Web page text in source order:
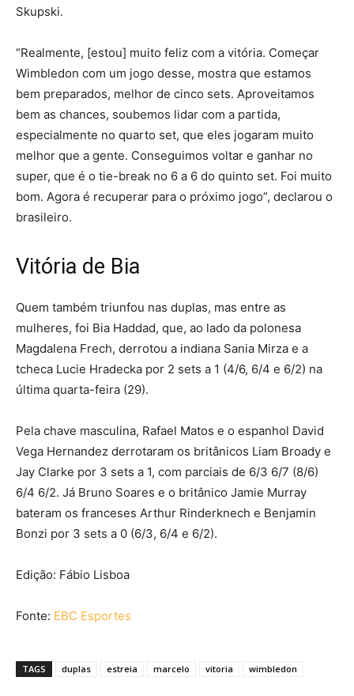
Skupski.
“Realmente, [estou] muito feliz com a vitória. Começar
Wimbledon com um jogo desse, mostra que estamos
bem preparados, melhor de cinco sets. Aproveitamos
bem as chances, soubemos lidar com a partida,
especialmente no quarto set, que eles jogaram muito
melhor que a gente. Conseguimos voltar e ganhar no
super, que é o tie-break no 6 a 6 do quinto set. Foi muito
bom. Agora é recuperar para o próximo jogo”, declarou o
brasileiro.
Vitória de Bia
Quem também triunfou nas duplas, mas entre as
mulheres, foi Bia Haddad, que, ao lado da polonesa
Magdalena Frech, derrotou a indiana Sania Mirza e a
tcheca Lucie Hradecka por 2 sets a 1 (4/6, 6/4 e 6/2) na
última quarta-feira (29).
Pela chave masculina, Rafael Matos e o espanhol David
Vega Hernandez derrotaram os britânicos Liam Broady e
Jay Clarke por 3 sets a 1, com parciais de 6/3 6/7 (8/6)
6/4 6/2. Já Bruno Soares e o britânico Jamie Murray
bateram os franceses Arthur Rinderknech e Benjamin
Bonzi por 3 sets a 0 (6/3, 6/4 e 6/2).
Edição: Fábio Lisboa
Fonte: EBC Esportes
TAGS duplas estreia marcelo vitoria wimbledon